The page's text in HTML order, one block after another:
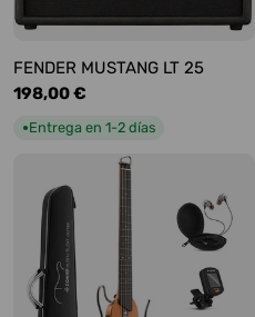
FENDER MUSTANG LT 25
Precio
habitual
198,00 €
●Entrega en 1-2 días